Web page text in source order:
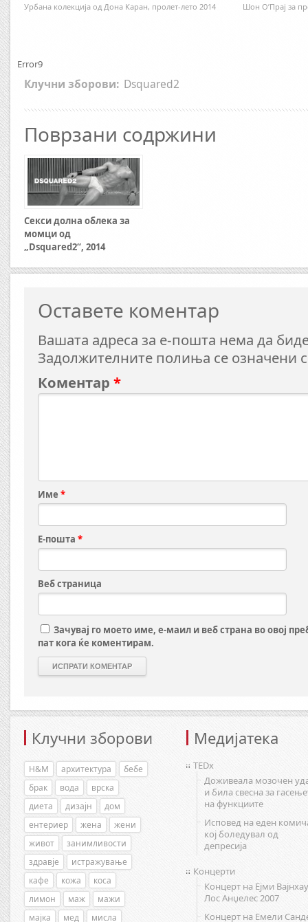
Урбана колекција од Дона Каран, пролет-лето 2014 Шон О’Прај за
Error9
Клучни зборови: Dsquared2
Поврзани содржини
Секси долна облека за
момци од
„Dsquared2“, 2014
Оставете коментар
Вашата адреса за е-пошта нема да
Задолжителните полиња се означени
Коментар *
Име *
Е-пошта *
Веб страница
Зачувај го моето име, е-маил и веб страна во овој
пат кога ќе коментирам.
Клучни зборови
H&M архитектура
бебе
брак
вода
врска
диета
дизајн
дом
ентериер
жена
жени
живот
занимливости
здравје
истражување
кафе
кожа
коса
лимон
маж
мажи
мајка
мед мисла
Медијатека
TEDx
Доживеала мозочен
и била свесна за
на функциите
Исповед на еден
кој боледувал од
депресија
Концерти
Концерт на Ејми
Лос Анџелес 2007
Концерт на Емели